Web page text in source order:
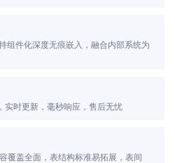
组件化深度无痕嵌入，融合内部系统为
实时更新，毫秒响应，售后无忧
覆盖全面，表结构标准易拓展，表间